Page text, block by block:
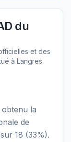
du
et des
à Langres
obtenu la
de
18 (33%).